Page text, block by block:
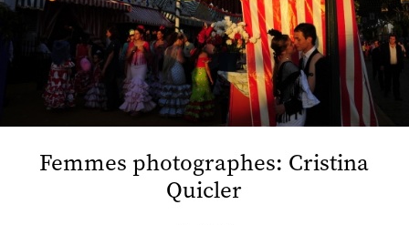
Femmes photographes: Cristina
Quicler